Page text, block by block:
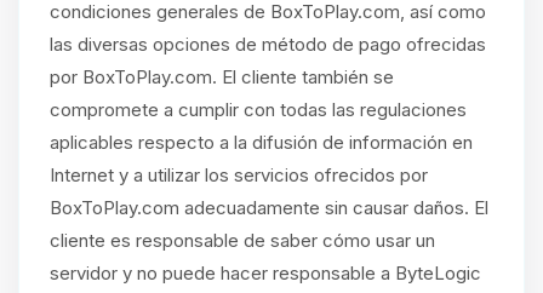
condiciones generales de BoxToPlay.com, así como
las diversas opciones de método de pago ofrecidas
por BoxToPlay.com. El cliente también se
compromete a cumplir con todas las regulaciones
aplicables respecto a la difusión de información en
Internet y a utilizar los servicios ofrecidos por
BoxToPlay.com adecuadamente sin causar daños. El
cliente es responsable de saber cómo usar un
servidor y no puede hacer responsable a ByteLogic